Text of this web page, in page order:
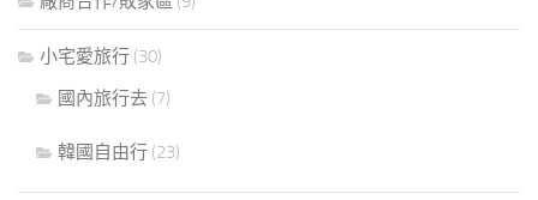
小宅愛旅行 (30)
國內旅行去 (7)
韓國自由行 (23)